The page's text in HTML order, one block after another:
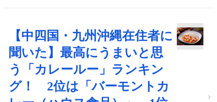
【中四国・九州沖縄在住者に
聞いた】最高にうまいと思
う「カレールー」ランキン
グ！ 2位は「バーモントカ